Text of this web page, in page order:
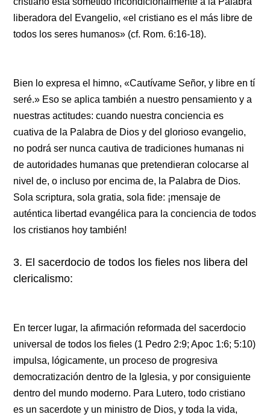
liberadora del Evangelio, «el cristiano es el más libre de
todos los seres humanos» (cf. Rom. 6:16-18).
Bien lo expresa el himno, «Cautívame Señor, y libre en tí
seré.» Eso se aplica también a nuestro pensamiento y a
nuestras actitudes: cuando nuestra conciencia es
cuativa de la Palabra de Dios y del glorioso evangelio,
no podrá ser nunca cautiva de tradiciones humanas ni
de autoridades humanas que pretendieran colocarse al
nivel de, o incluso por encima de, la Palabra de Dios.
Sola scriptura, sola gratia, sola fide: ¡mensaje de
auténtica libertad evangélica para la conciencia de todos
los cristianos hoy también!
3. El sacerdocio de todos los fieles nos libera del
clericalismo:
En tercer lugar, la afirmación reformada del sacerdocio
universal de todos los fieles (1 Pedro 2:9; Apoc 1:6; 5:10)
impulsa, lógicamente, un proceso de progresiva
democratización dentro de la Iglesia, y por consiguiente
dentro del mundo moderno. Para Lutero, todo cristiano
es un sacerdote y un ministro de Dios, y toda la vida,